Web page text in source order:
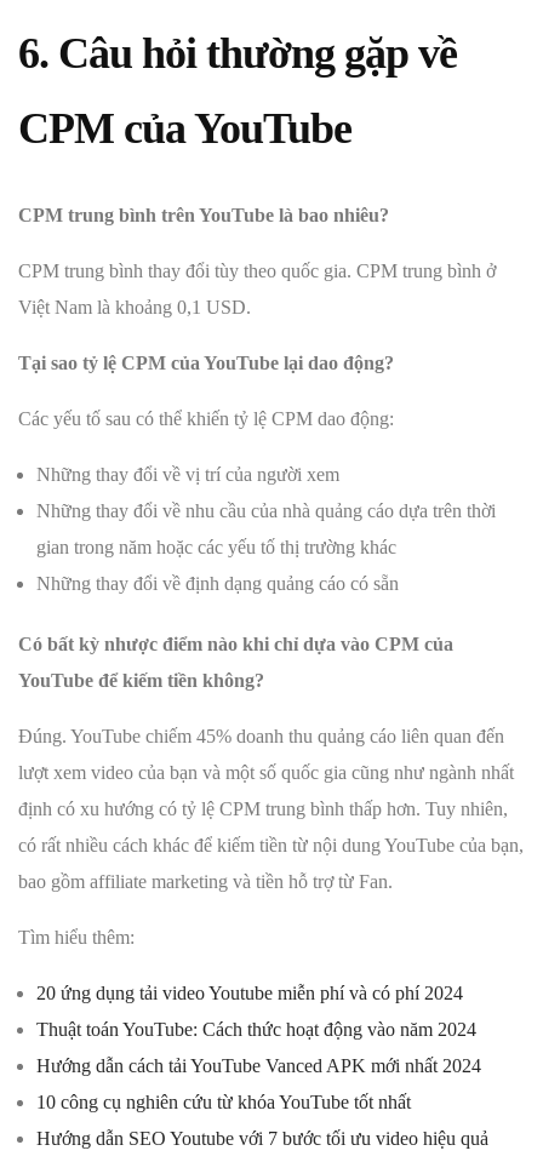
6. Câu hỏi thường gặp về
CPM của YouTube
CPM trung bình trên YouTube là bao nhiêu?
CPM trung bình thay đổi tùy theo quốc gia. CPM trung bình ở
Việt Nam là khoảng 0,1 USD.
Tại sao tỷ lệ CPM của YouTube lại dao động?
Các yếu tố sau có thể khiến tỷ lệ CPM dao động:
Những thay đổi về vị trí của người xem
Những thay đổi về nhu cầu của nhà quảng cáo dựa trên thời
gian trong năm hoặc các yếu tố thị trường khác
Những thay đổi về định dạng quảng cáo có sẵn
Có bất kỳ nhược điểm nào khi chỉ dựa vào CPM của
YouTube để kiếm tiền không?
Đúng. YouTube chiếm 45% doanh thu quảng cáo liên quan đến
lượt xem video của bạn và một số quốc gia cũng như ngành nhất
định có xu hướng có tỷ lệ CPM trung bình thấp hơn. Tuy nhiên,
có rất nhiều cách khác để kiếm tiền từ nội dung YouTube của bạn,
bao gồm affiliate marketing và tiền hỗ trợ từ Fan.
Tìm hiểu thêm:
20 ứng dụng tải video Youtube miễn phí và có phí 2024
Thuật toán YouTube: Cách thức hoạt động vào năm 2024
Hướng dẫn cách tải YouTube Vanced APK mới nhất 2024
10 công cụ nghiên cứu từ khóa YouTube tốt nhất
Hướng dẫn SEO Youtube với 7 bước tối ưu video hiệu quả